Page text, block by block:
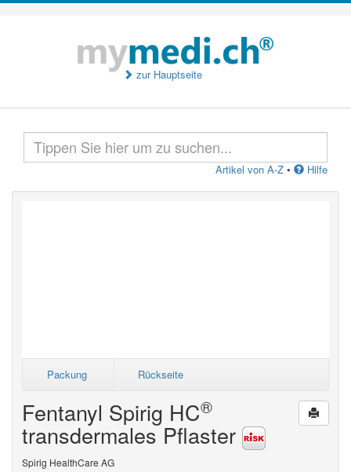
zur Hauptseite
Artikel von A-Z • Hilfe
Packung Rückseite
Fentanyl Spirig HC®
transdermales Pflaster
Spirig HealthCare AG